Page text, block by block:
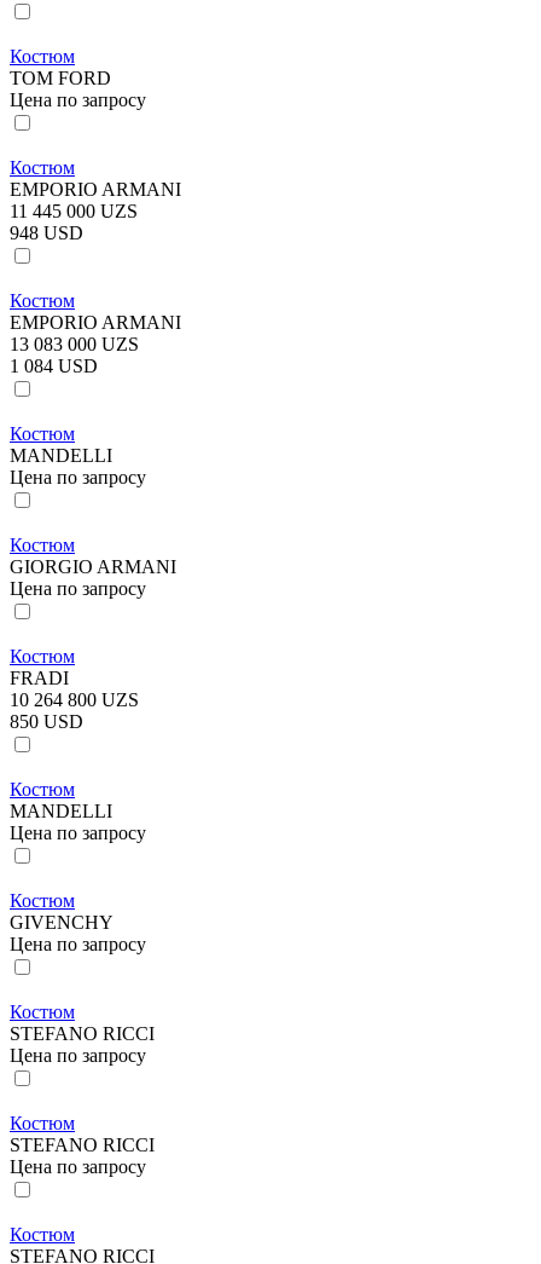
Костюм
TOM FORD
Цена по запросу
Костюм
EMPORIO ARMANI
11 445 000 UZS
948 USD
Костюм
EMPORIO ARMANI
13 083 000 UZS
1 084 USD
Костюм
MANDELLI
Цена по запросу
Костюм
GIORGIO ARMANI
Цена по запросу
Костюм
FRADI
10 264 800 UZS
850 USD
Костюм
MANDELLI
Цена по запросу
Костюм
GIVENCHY
Цена по запросу
Костюм
STEFANO RICCI
Цена по запросу
Костюм
STEFANO RICCI
Цена по запросу
Костюм
STEFANO RICCI